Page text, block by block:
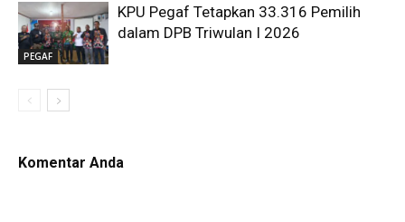
PEGAF
KPU Pegaf Tetapkan 33.316 Pemilih
dalam DPB Triwulan I 2026
Komentar Anda